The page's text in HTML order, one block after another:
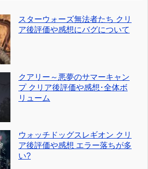
スターウォーズ無法者たち クリ
ア後評価や感想にバグについて
クアリー～悪夢のサマーキャン
プ クリア後評価や感想･全体ボ
リューム
ウォッチドッグスレギオン クリ
ア後評価や感想 エラー落ちが多
い?